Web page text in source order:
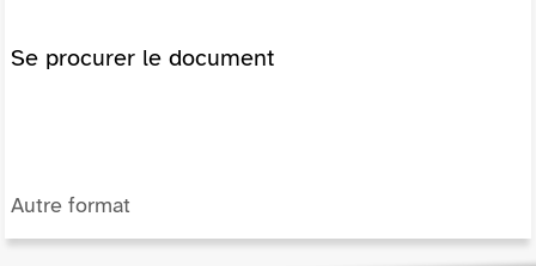
Se procurer le document
Autre format